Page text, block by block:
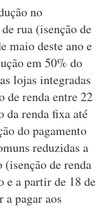
no
rua (isenção de
maio deste ano e
em 50% do
lojas integradas
de renda entre 22
da renda fixa até
do pagamento
reduzidas a
de renda
e a partir de 18 de
pagar aos